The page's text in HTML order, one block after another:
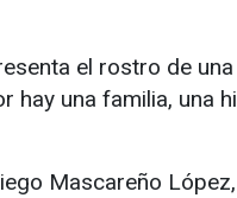
el rostro de
una familia, una
Mascareño